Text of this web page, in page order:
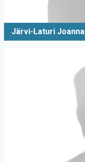
Järvi-Laturi Joanna